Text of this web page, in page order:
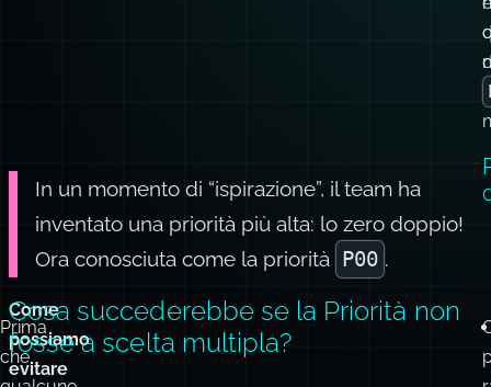
Prima
qualcuno
se
ne
accorga,
Come
possiamo
evitare
stupido
gioco
del
Cosa succederebbe se la Priorità non
fosse a scelta multipla?